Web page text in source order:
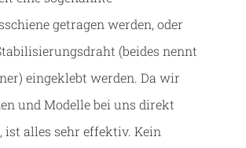
getragen werden, oder
(beides nennt
eingeklebt werden. Da wir
und Modelle bei uns direkt
ist alles sehr effektiv. Kein